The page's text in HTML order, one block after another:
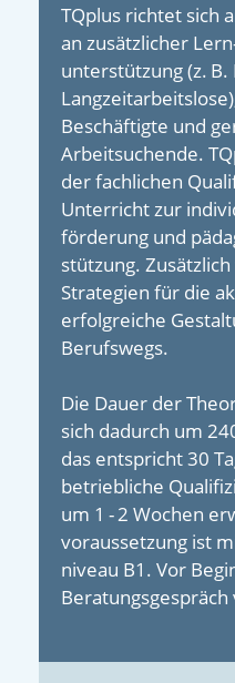
TQplus richtet sich
an zusätzlicher
unterstützung (z.
Beschäftigte und
Arbeitsuchende.
der fachlichen
Unterricht zur
förderung und
stützung.
Strategien für die
erfolgreiche
Berufswegs.
Die Dauer der
sich dadurch um
das entspricht 30
betrieb­liche
um 1 - 2 Wochen
voraussetzung ist
niveau B1. Vor